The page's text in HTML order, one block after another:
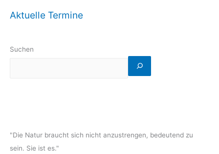
Aktuelle Termine
Suchen
"Die Natur braucht sich nicht anzustrengen, bedeutend zu
sein. Sie ist es."